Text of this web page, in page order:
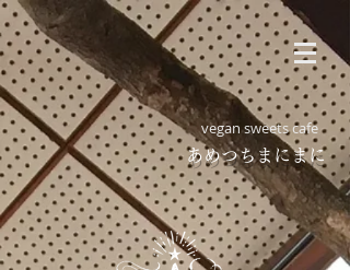
vegan sweets cafe
​あめつちまにまに